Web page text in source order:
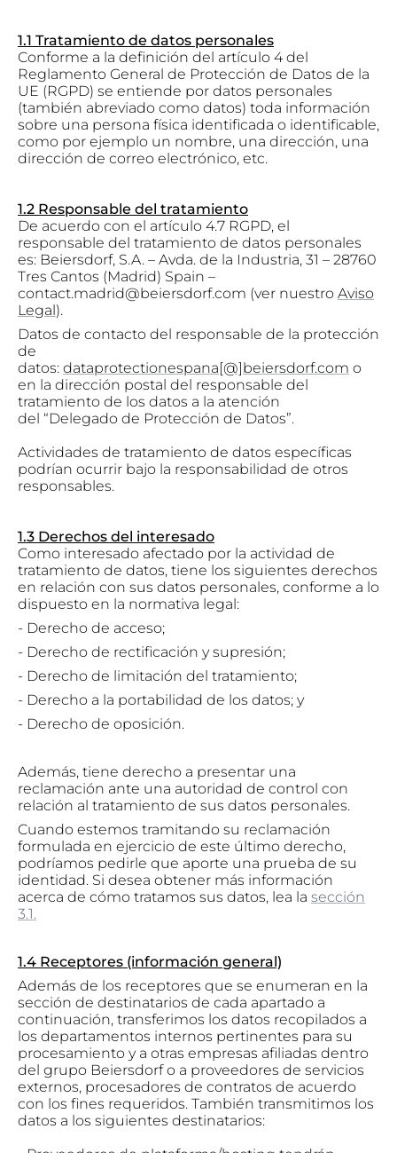
1.1 Tratamiento de datos personales
Conforme a la definición del artículo 4 del
Reglamento General de Protección de Datos de la
UE (RGPD) se entiende por datos personales
(también abreviado como datos) toda información
sobre una persona física identificada o identificable,
como por ejemplo un nombre, una dirección, una
dirección de correo electrónico, etc.
1.2 Responsable del tratamiento
De acuerdo con el artículo 4.7 RGPD, el
responsable del tratamiento de datos personales
es: Beiersdorf, S.A. – Avda. de la Industria, 31 – 28760
Tres Cantos (Madrid) Spain –
contact.madrid@beiersdorf.com (ver nuestro Aviso
Legal ).
Datos de contacto del responsable de la protección
de
datos: dataprotectionespana[@]beiersdorf.com o
en la dirección postal del responsable del
tratamiento de los datos a la atención
del “Delegado de Protección de Datos”.
Actividades de tratamiento de datos específicas
podrían ocurrir bajo la responsabilidad de otros
responsables.
1.3 Derechos del interesado
Como interesado afectado por la actividad de
tratamiento de datos, tiene los siguientes derechos
en relación con sus datos personales, conforme a lo
dispuesto en la normativa legal:
- Derecho de acceso;
- Derecho de rectificación y supresión;
- Derecho de limitación del tratamiento;
- Derecho a la portabilidad de los datos; y
- Derecho de oposición.
Además, tiene derecho a presentar una
reclamación ante una autoridad de control con
relación al tratamiento de sus datos personales.
Cuando estemos tramitando su reclamación
formulada en ejercicio de este último derecho,
podríamos pedirle que aporte una prueba de su
identidad. Si desea obtener más información
acerca de cómo tratamos sus datos, lea la sección
3.1.
1.4 Receptores (información general)
Además de los receptores que se enumeran en la
sección de destinatarios de cada apartado a
continuación, transferimos los datos recopilados a
los departamentos internos pertinentes para su
procesamiento y a otras empresas afiliadas dentro
del grupo Beiersdorf o a proveedores de servicios
externos, procesadores de contratos de acuerdo
con los fines requeridos. También transmitimos los
datos a los siguientes destinatarios: